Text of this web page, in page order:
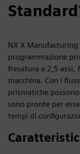
NX X
programmazione
fresatura a 2,5 assi,
macchina. Con i
prismatiche
sono pronte per
tempi di